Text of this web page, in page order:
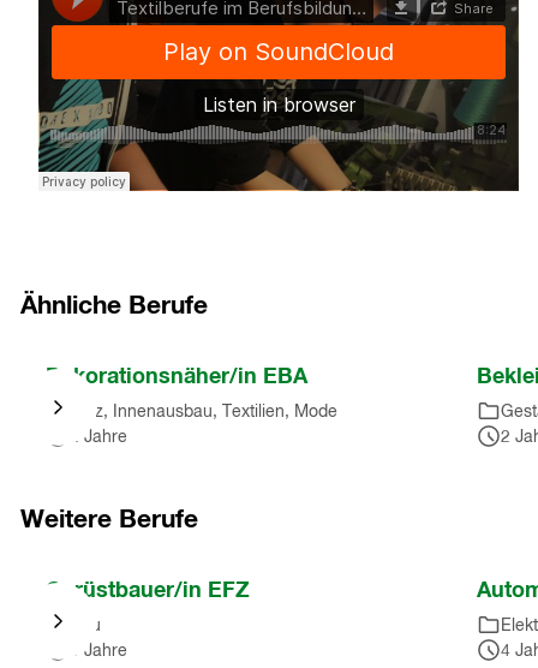
Ähnliche Berufe
Karussell
springen
Dekorationsnäher/in EBA
Holz, Innenausbau, Textilien, Mode
2 Jahre
2
Karussell
Einträge)
Weitere Berufe
Karussell
springen
Gerüstbauer/in EFZ
Bau
3 Jahre
4